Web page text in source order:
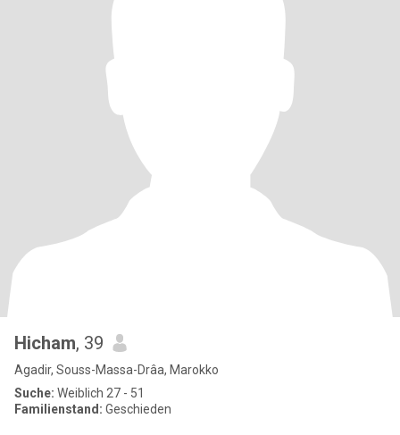
Hicham, 39
Agadir, Souss-Massa-Drâa, Marokko
Suche: Weiblich 27 - 51
Familienstand: Geschieden